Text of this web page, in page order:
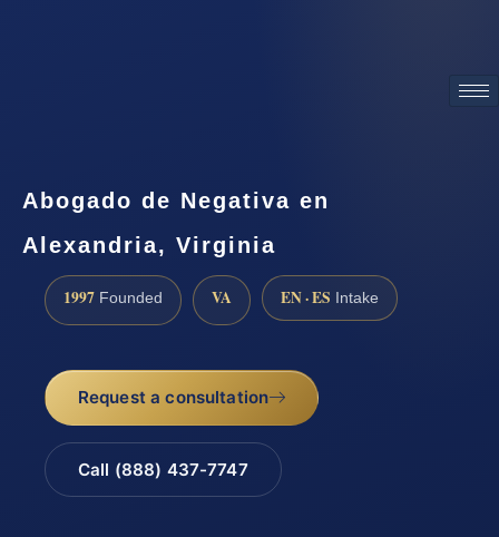
Abogado de Negativa en
Alexandria, Virginia
1997 Founded VA EN · ES Intake
Request a consultation
Call (888) 437-7747